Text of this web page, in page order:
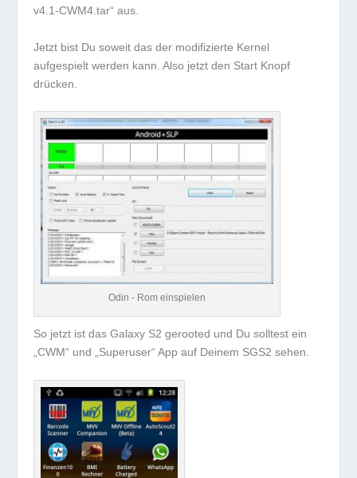
v4.1-CWM4.tar“ aus.
Jetzt bist Du soweit das der modifizierte Kernel
aufgespielt werden kann. Also jetzt den Start Knopf
drücken.
Odin - Rom einspielen
So jetzt ist das Galaxy S2 gerooted und Du solltest ein
„CWM“ und „Superuser“ App auf Deinem SGS2 sehen.